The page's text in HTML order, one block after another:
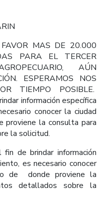
MAS DE 20.000
PARA EL TERCER
AÚN
ESPERAMOS NOS
TIEMPO POSIBLE.
información específica
conocer la ciudad
la consulta para
la solicitud.
brindar información
es necesario conocer
de donde proviene la
detallados sobre la